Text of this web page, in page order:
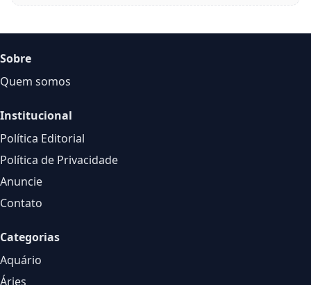
Sobre
Quem somos
Institucional
Política Editorial
Política de Privacidade
Anuncie
Contato
Categorias
Aquário
Áries